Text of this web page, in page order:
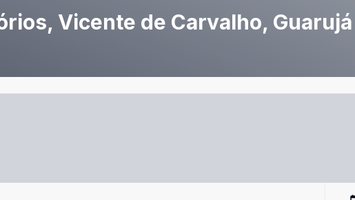
Vicente de Carvalho, Guarujá